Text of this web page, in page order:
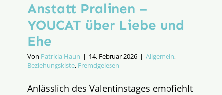
Anstatt Pralinen –
YOUCAT über Liebe und
Ehe
Von Patricia Haun | 14. Februar 2026 | Allgemein,
Beziehungskiste, Fremdgelesen
Anlässlich des Valentinstages empfiehlt